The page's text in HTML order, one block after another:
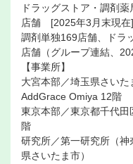
ドラッグストア・調剤
店舗 [2025年3月末現在]
調剤単独169店舗、ドラ
店舗（グループ連結、
【事業所】
大宮本部／埼玉県さい
AddGrace Omiya 12階
東京本部／東京都千代
階
研究所／第一研究所（
県さいたま市）